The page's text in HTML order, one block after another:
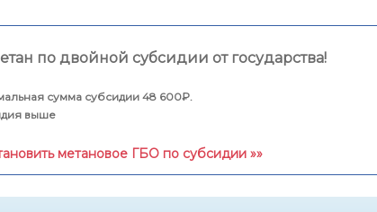
по двойной субсидии от государства!
сумма субсидии 48 600₽.
выше
метановое ГБО по субсидии »»